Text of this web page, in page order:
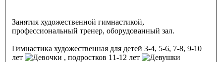
Занятия художественной гимнастикой,
профессиональный тренер, оборудованный зал.
Гимнастика художественная для детей 3-4, 5-6, 7-8, 9-10
лет
, подростков 11-12 лет